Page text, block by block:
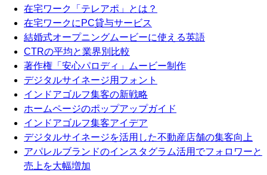
在宅ワーク「テレアポ」とは？
在宅ワークにPC貸与サービス
結婚式オープニングムービーに使える英語
CTRの平均と業界別比較
著作権「安心パロディ」ムービー制作
デジタルサイネージ用フォント
インドアゴルフ集客の新戦略
ホームページのポップアップガイド
インドアゴルフ集客アイデア
デジタルサイネージを活用した不動産店舗の集客向上
アパレルブランドのインスタグラム活用でフォロワーと
売上を大幅増加